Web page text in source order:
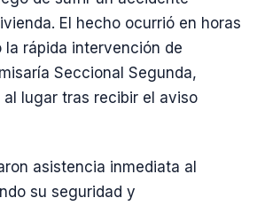
El hecho ocurrió en horas
rápida intervención de
Seccional Segunda,
lugar tras recibir el aviso
asistencia inmediata al
su seguridad y